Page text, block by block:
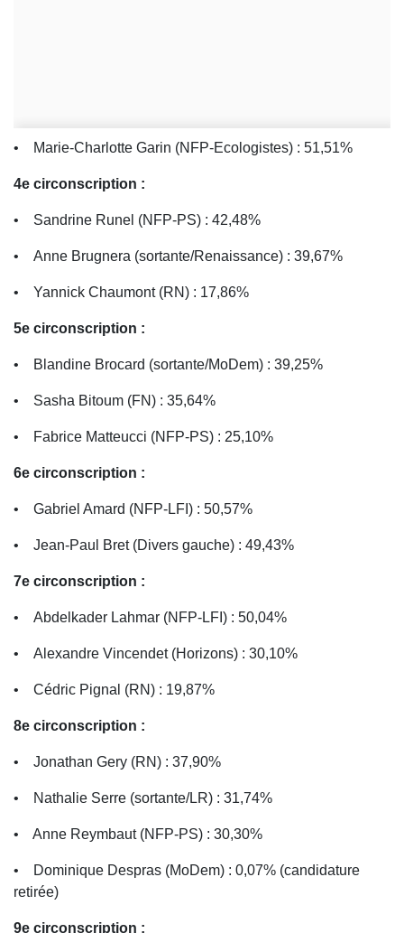
• Marie-Charlotte Garin (NFP-Ecologistes) : 51,51%
4e circonscription :
• Sandrine Runel (NFP-PS) : 42,48%
• Anne Brugnera (sortante/Renaissance) : 39,67%
• Yannick Chaumont (RN) : 17,86%
5e circonscription :
• Blandine Brocard (sortante/MoDem) : 39,25%
• Sasha Bitoum (FN) : 35,64%
• Fabrice Matteucci (NFP-PS) : 25,10%
6e circonscription :
• Gabriel Amard (NFP-LFI) : 50,57%
• Jean-Paul Bret (Divers gauche) : 49,43%
7e circonscription :
• Abdelkader Lahmar (NFP-LFI) : 50,04%
• Alexandre Vincendet (Horizons) : 30,10%
• Cédric Pignal (RN) : 19,87%
8e circonscription :
• Jonathan Gery (RN) : 37,90%
• Nathalie Serre (sortante/LR) : 31,74%
• Anne Reymbaut (NFP-PS) : 30,30%
• Dominique Despras (MoDem) : 0,07% (candidature
retirée)
9e circonscription :